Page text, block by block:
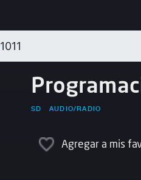
1011
SD AUDIO/RADIO
Agregar a mis